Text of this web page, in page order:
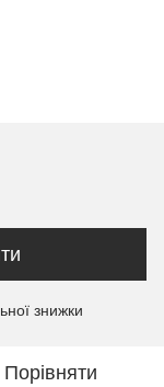
знижки
Порівняти